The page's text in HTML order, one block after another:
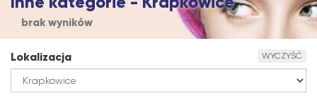
brak wyników
Lokalizacja WYCZYŚĆ